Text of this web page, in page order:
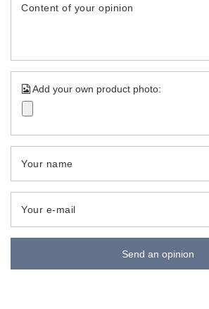
Content of your opinion
Add your own product photo:
Your name
Your e-mail
Send an opinion